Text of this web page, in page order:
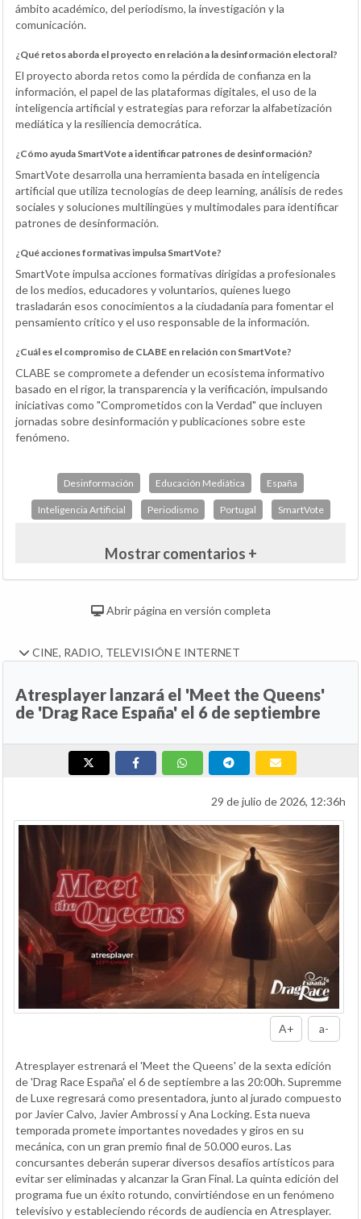
ámbito académico, del periodismo, la investigación y la
comunicación.
¿Qué retos aborda el proyecto en relación a la desinformación electoral?
El proyecto aborda retos como la pérdida de confianza en la
información, el papel de las plataformas digitales, el uso de la
inteligencia artificial y estrategias para reforzar la alfabetización
mediática y la resiliencia democrática.
¿Cómo ayuda SmartVote a identificar patrones de desinformación?
SmartVote desarrolla una herramienta basada en inteligencia
artificial que utiliza tecnologías de deep learning, análisis de redes
sociales y soluciones multilingües y multimodales para identificar
patrones de desinformación.
¿Qué acciones formativas impulsa SmartVote?
SmartVote impulsa acciones formativas dirigidas a profesionales
de los medios, educadores y voluntarios, quienes luego
trasladarán esos conocimientos a la ciudadanía para fomentar el
pensamiento crítico y el uso responsable de la información.
¿Cuál es el compromiso de CLABE en relación con SmartVote?
CLABE se compromete a defender un ecosistema informativo
basado en el rigor, la transparencia y la verificación, impulsando
iniciativas como "Comprometidos con la Verdad" que incluyen
jornadas sobre desinformación y publicaciones sobre este
fenómeno.
Desinformación Educación Mediática España
Inteligencia Artificial Periodismo Portugal SmartVote
Mostrar comentarios +
Abrir página en versión completa
CINE, RADIO, TELEVISIÓN E INTERNET
Atresplayer lanzará el 'Meet the Queens'
de 'Drag Race España' el 6 de septiembre
29 de julio de 2026, 12:36h
A+ a-
Atresplayer estrenará el 'Meet the Queens' de la sexta edición
de 'Drag Race España' el 6 de septiembre a las 20:00h. Supremme
de Luxe regresará como presentadora, junto al jurado compuesto
por Javier Calvo, Javier Ambrossi y Ana Locking. Esta nueva
temporada promete importantes novedades y giros en su
mecánica, con un gran premio final de 50.000 euros. Las
concursantes deberán superar diversos desafíos artísticos para
evitar ser eliminadas y alcanzar la Gran Final. La quinta edición del
programa fue un éxito rotundo, convirtiéndose en un fenómeno
televisivo y estableciendo récords de audiencia en Atresplayer.